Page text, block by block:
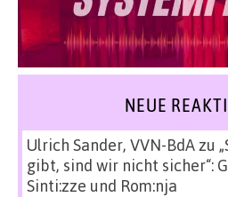
NEUE
Ulrich Sander, VVN-BdAzu
gibt, sind wir nicht sicher“:
Sinti:zze und Rom:nja